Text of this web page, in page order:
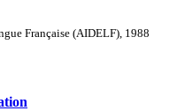
Française (AIDELF), 1988